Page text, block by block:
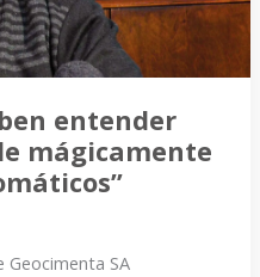
entender
mágicamente
SA